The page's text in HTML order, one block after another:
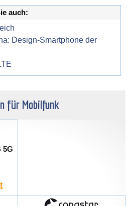
auch:
Design-Smartphone der
für Mobilfunk
5G